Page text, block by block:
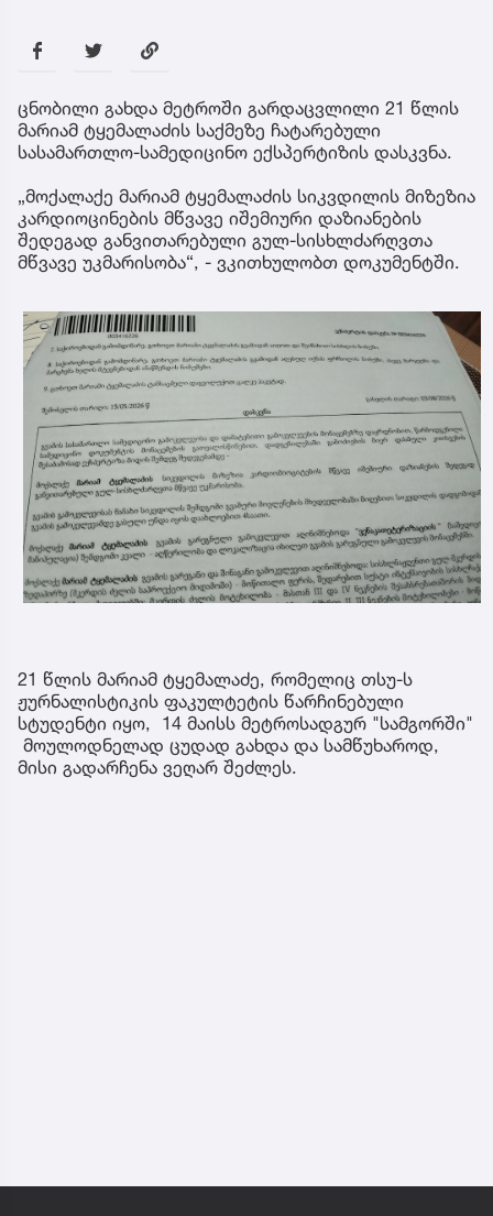
ცნობილი გახდა მეტროში გარდაცვლილი 21 წლის
მარიამ ტყემალაძის საქმეზე ჩატარებული
სასამართლო-სამედიცინო ექსპერტიზის დასკვნა.
„მოქალაქე მარიამ ტყემალაძის სიკვდილის მიზეზია
კარდიოცინების მწვავე იშემიური დაზიანების
შედეგად განვითარებული გულ-სისხლძარღვთა
მწვავე უკმარისობა“, - ვკითხულობთ დოკუმენტში.
21 წლის მარიამ ტყემალაძე, რომელიც თსუ-ს
ჟურნალისტიკის ფაკულტეტის წარჩინებული
სტუდენტი იყო, 14 მაისს მეტროსადგურ "სამგორში"
მოულოდნელად ცუდად გახდა და სამწუხაროდ,
მისი გადარჩენა ვეღარ შეძლეს.